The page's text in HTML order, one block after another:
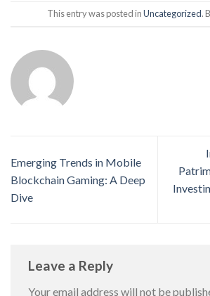
This entry was posted inUncategorized.
Emerging Trends in Mobile
Blockchain Gaming: A Deep
Dive
Leave a Reply
Your email address will not be